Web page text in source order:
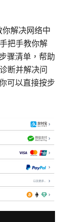
解决网络中
把手教你解
骤清单，帮助
断并解决问
可以直接按步